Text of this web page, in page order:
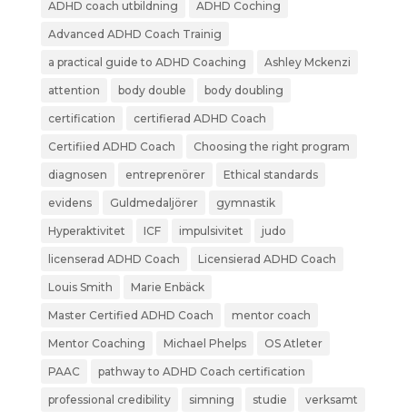
ADHD coach utbildning ADHD Coching
Advanced ADHD Coach Trainig
a practical guide to ADHD Coaching Ashley Mckenzi
attention body double body doubling
certification certifierad ADHD Coach
Certifiied ADHD Coach Choosing the right program
diagnosen entreprenörer Ethical standards
evidens Guldmedaljörer gymnastik
Hyperaktivitet ICF impulsivitet judo
licenserad ADHD Coach Licensierad ADHD Coach
Louis Smith Marie Enbäck
Master Certified ADHD Coach mentor coach
Mentor Coaching Michael Phelps OS Atleter
PAAC pathway to ADHD Coach certification
professional credibility simning studie verksamt